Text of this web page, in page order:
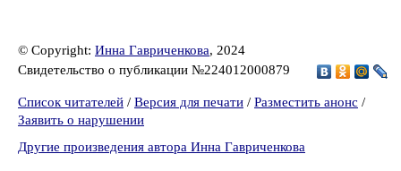
© Copyright: Инна Гавриченкова, 2024
Свидетельство о публикации №224012000879
Список читателей / Версия для печати / Разместить анонс /
Заявить о нарушении
Другие произведения автора Инна Гавриченкова